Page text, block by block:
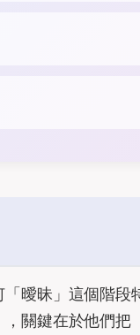
曖昧」這個階段
關鍵在於他們把